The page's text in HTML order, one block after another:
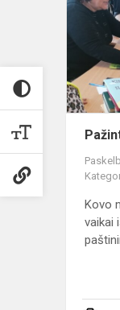
Kovo
vaikai